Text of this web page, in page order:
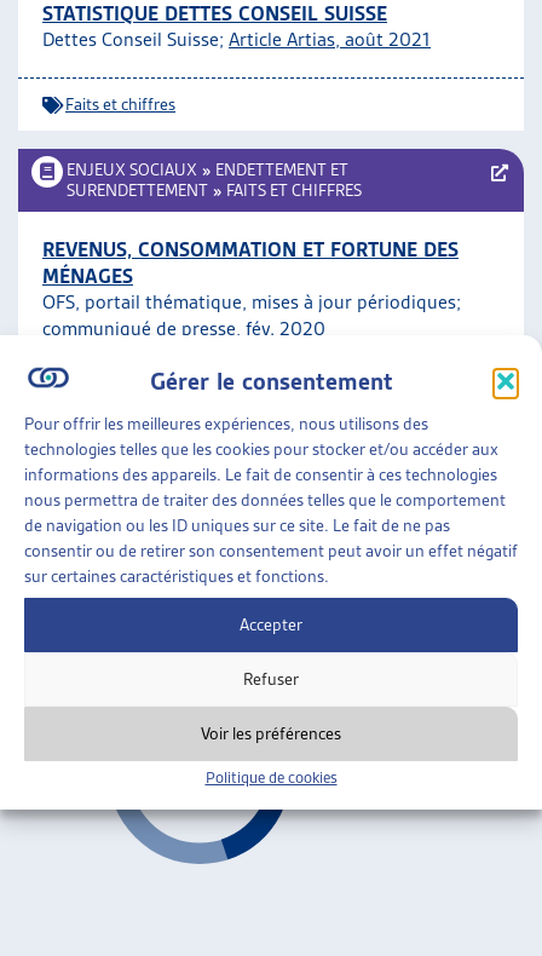
Gérer le consentement
Pour offrir les meilleures expériences, nous utilisons des
technologies telles que les cookies pour stocker et/ou accéder aux
informations des appareils. Le fait de consentir à ces technologies
nous permettra de traiter des données telles que le comportement
de navigation ou les ID uniques sur ce site. Le fait de ne pas
consentir ou de retirer son consentement peut avoir un effet négatif
sur certaines caractéristiques et fonctions.
Accepter
Refuser
Voir les préférences
Politique de cookies
STATISTIQUE DETTES CONSEIL SUISSE
Dettes Conseil Suisse; Article Artias, août 2021
Faits et chiffres
ENJEUX SOCIAUX » ENDETTEMENT ET
SURENDETTEMENT » FAITS ET CHIFFRES
REVENUS, CONSOMMATION ET FORTUNE DES
MÉNAGES
OFS, portail thématique, mises à jour périodiques;
communiqué de presse, fév. 2020
Faits et chiffres
ENJEUX SOCIAUX»ENDETTEMENT ET
SURENDETTEMENT» FAITS ET CHIFFRES
ENDETTEMENT DES MÉNAGES PRIVÉS ET
RAPPORT À L’ARGENT
OFS, données à jour
Faits et chiffres